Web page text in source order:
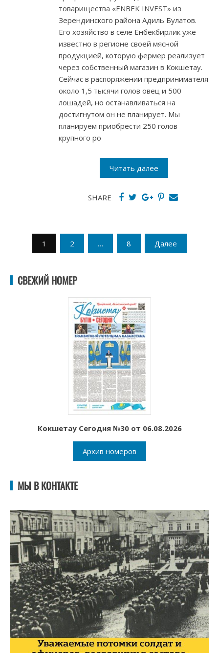
товарищества «ENBEK INVEST» из
Зерендинского района Адиль Булатов.
Его хозяйство в селе Енбекбирлик уже
известно в регионе своей мясной
продукцией, которую фермер реализует
через собственный магазин в Кокшетау.
Сейчас в распоряжении предпринимателя
около 1,5 тысячи голов овец и 500
лошадей, но останавливаться на
достигнутом он не планирует. Мы
планируем приобрести 250 голов
крупного ро
Читать далее
SHARE
Пагинация
записей
1 2 … 8 Далее
СВЕЖИЙ НОМЕР
Кокшетау Сегодня №30 от 06.08.2026
Архив номеров
МЫ В КОНТАКТЕ